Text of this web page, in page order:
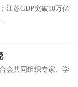
江苏GDP突破10万亿
会共同组织专家、学